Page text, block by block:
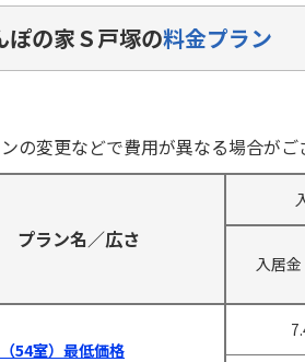
ぽの家Ｓ戸塚の料金プラン
の変更などで費用が異なる場合が
プラン名／広さ
入居金
54室）最低価格